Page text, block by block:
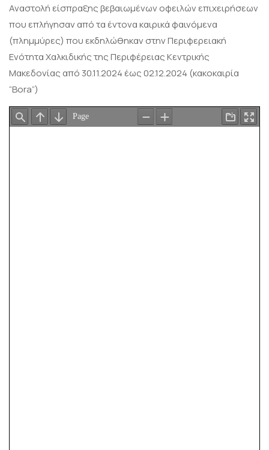
Αναστολή είσπραξης βεβαιωμένων οφειλών επιχειρήσεων
που επλήγησαν από τα έντονα καιρικά φαινόμενα
(πλημμύρες) που εκδηλώθηκαν στην Περιφερειακή
Ενότητα Χαλκιδικής της Περιφέρειας Κεντρικής
Μακεδονίας από 30.11.2024 έως 02.12.2024 (κακοκαιρία
“Bora”)